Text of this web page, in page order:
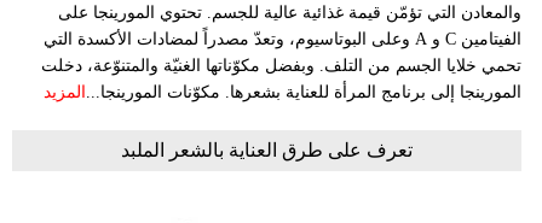
والمعادن التي تؤمّن قيمة غذائية عالية للجسم. تحتوي المورينجا على
الفيتامين C و A وعلى البوتاسيوم، وتعدّ مصدراً لمضادات الأكسدة التي
تحمي خلايا الجسم من التلف. وبفضل مكوّناتها الغنيّة والمتنوّعة، دخلت
المورينجا إلى برنامج المرأة للعناية بشعرها. مكوّنات المورينجا... المزيد
تعرف على طرق العناية بالشعر الملبد